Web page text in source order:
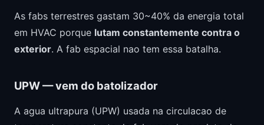
As fabs terrestres gastam 30~40% da energia total
em HVAC porque lutam constantemente contra o
exterior. A fab espacial nao tem essa batalha.
UPW — vem do batolizador
A agua ultrapura (UPW) usada na circulacao de